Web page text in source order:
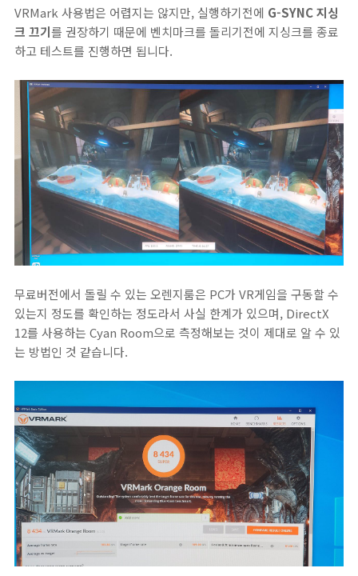
VRMark 사용법은 어렵지는 않지만, 실행하기전에 G-SYNC 지싱
크 끄기를 권장하기 때문에 벤치마크를 돌리기전에 지싱크를 종료
하고 테스트를 진행하면 됩니다.
무료버전에서 돌릴 수 있는 오렌지룸은 PC가 VR게임을 구동할 수
있는지 정도를 확인하는 정도라서 사실 한계가 있으며, DirectX
12를 사용하는 Cyan Room으로 측정해보는 것이 제대로 알 수 있
는 방법인 것 같습니다.